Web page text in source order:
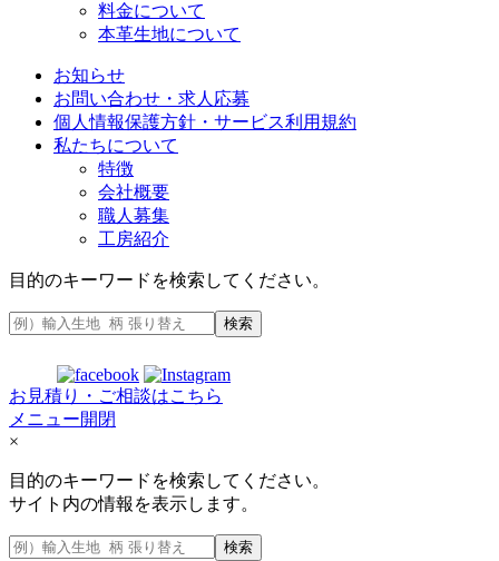
料金について
本革生地について
お知らせ
お問い合わせ・求人応募
個人情報保護方針・サービス利用規約
私たちについて
特徴
会社概要
職人募集
工房紹介
目的のキーワードを検索してください。
検索
お見積り・ご相談はこちら
メニュー開閉
×
目的のキーワードを検索してください。
サイト内の情報を表示します。
検索